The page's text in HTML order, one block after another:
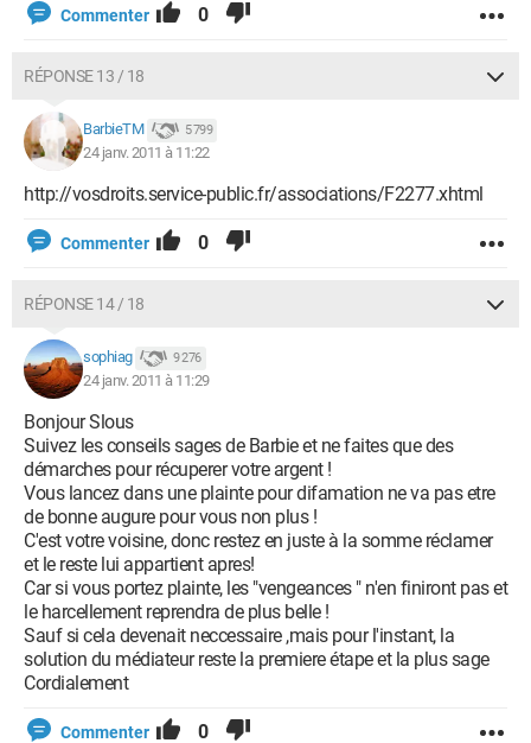
Commenter 0
RÉPONSE 13 / 18
BarbieTM 5 799
24 janv. 2011 à 11:22
http://vosdroits.service-public.fr/associations/F2277.xhtml
Commenter 0
RÉPONSE 14 / 18
sophiag 9 276
24 janv. 2011 à 11:29
Bonjour Slous
Suivez les conseils sages de Barbie et ne faites que des
démarches pour récuperer votre argent !
Vous lancez dans une plainte pour difamation ne va pas etre
de bonne augure pour vous non plus !
C'est votre voisine, donc restez en juste à la somme réclamer
et le reste lui appartient apres!
Car si vous portez plainte, les "vengeances " n'en finiront pas et
le harcellement reprendra de plus belle !
Sauf si cela devenait neccessaire ,mais pour l'instant, la
solution du médiateur reste la premiere étape et la plus sage
Cordialement
Commenter 0